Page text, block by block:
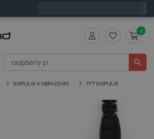
0
DISPLEJE A OBRAZOVKY TFT DISPLEJE